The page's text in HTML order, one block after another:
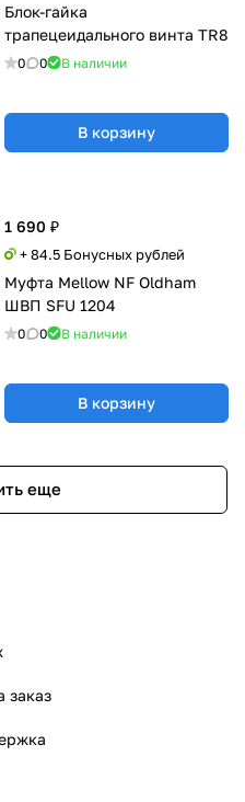
Блок-гайка
трапецеидального винта TR8
0 0 В наличии
В корзину
1 690 ₽
+ 84.5 Бонусных рублей
Муфта Mellow NF Oldham
ШВП SFU 1204
0 0 В наличии
В корзину
еще
заказ